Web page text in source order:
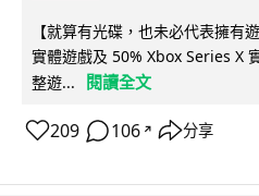
【就算有光碟，也未必代表擁有
實體遊戲及 50% Xbox Series X
整遊...
閱讀全文
209 106 ↗ 分享